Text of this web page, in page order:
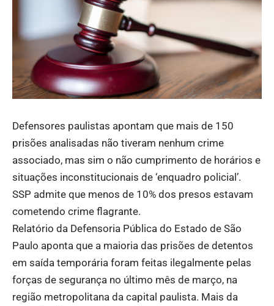
Defensores paulistas apontam que mais de 150
prisões analisadas não tiveram nenhum crime
associado, mas sim o não cumprimento de horários e
situações inconstitucionais de ‘enquadro policial’.
SSP admite que menos de 10% dos presos estavam
cometendo crime flagrante.
Relatório da Defensoria Pública do Estado de São
Paulo aponta que a maioria das prisões de detentos
em saída temporária foram feitas ilegalmente pelas
forças de segurança no último mês de março, na
região metropolitana da capital paulista. Mais da